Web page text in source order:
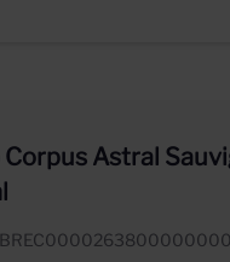
Astral